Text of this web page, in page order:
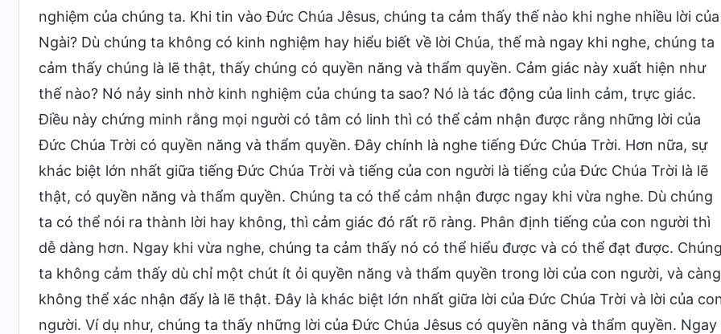
nghiệm của chúng ta. Khi tin vào Đức Chúa Jêsus, chúng ta cảm thấy thế nào khi nghe nhiều lời của
Ngài? Dù chúng ta không có kinh nghiệm hay hiểu biết về lời Chúa, thế mà ngay khi nghe, chúng ta
cảm thấy chúng là lẽ thật, thấy chúng có quyền năng và thẩm quyền. Cảm giác này xuất hiện như
thế nào? Nó nảy sinh nhờ kinh nghiệm của chúng ta sao? Nó là tác động của linh cảm, trực giác.
Điều này chứng minh rằng mọi người có tâm có linh thì có thể cảm nhận được rằng những lời của
Đức Chúa Trời có quyền năng và thẩm quyền. Đây chính là nghe tiếng Đức Chúa Trời. Hơn nữa, sự
khác biệt lớn nhất giữa tiếng Đức Chúa Trời và tiếng của con người là tiếng của Đức Chúa Trời là lẽ
thật, có quyền năng và thẩm quyền. Chúng ta có thể cảm nhận được ngay khi vừa nghe. Dù chúng
ta có thể nói ra thành lời hay không, thì cảm giác đó rất rõ ràng. Phân định tiếng của con người thì
dễ dàng hơn. Ngay khi vừa nghe, chúng ta cảm thấy nó có thể hiểu được và có thể đạt được.
ta không cảm thấy dù chỉ một chút ít ỏi quyền năng và thẩm quyền trong lời của con người, và càng
không thể xác nhận đấy là lẽ thật. Đây là khác biệt lớn nhất giữa lời của Đức Chúa Trời và lời của
người. Ví dụ như, chúng ta thấy những lời của Đức Chúa Jêsus có quyền năng và thẩm quyền. Ngay